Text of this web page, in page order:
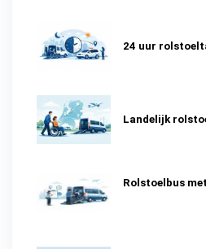
24 uur
Landelijk
Rolstoelbus